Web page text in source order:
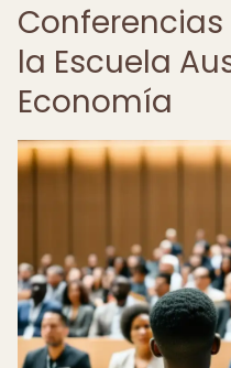
la Escuela
Economía